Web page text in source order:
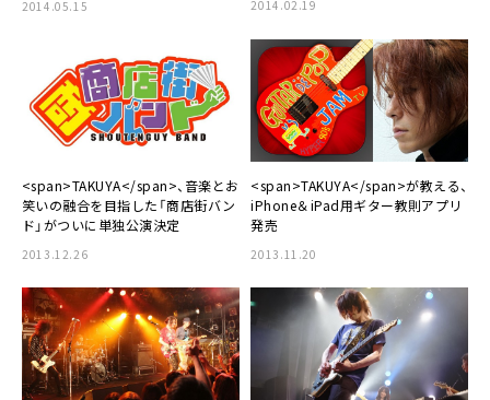
2014.05.15 2014.02.19
<span>TAKUYA</span>、音楽とお
笑いの融合を目指した「商店街バン
ド」がついに単独公演決定
2013.12.26
<span>TAKUYA</span>が教える、
iPhone＆iPad用ギター教則アプリ
発売
2013.11.20